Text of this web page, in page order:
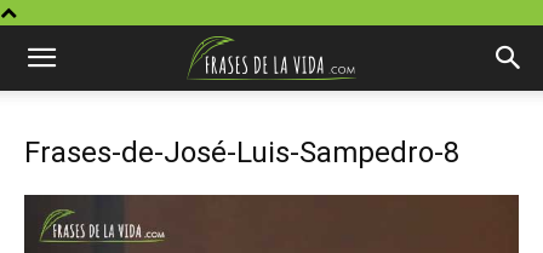
Frases-de-José-Luis-Sampedro-8